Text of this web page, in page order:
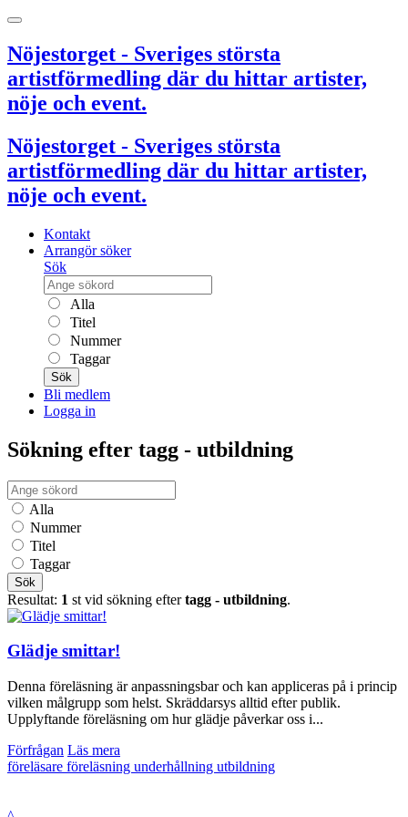
Nöjestorget - Sveriges största
artistförmedling där du hittar artister,
nöje och event.
Nöjestorget - Sveriges största
artistförmedling där du hittar artister,
nöje och event.
Kontakt
Arrangör söker
Sök
Alla
Titel
Nummer
Taggar
Sök
Bli medlem
Logga in
Sökning efter tagg - utbildning
Alla
Nummer
Titel
Taggar
Sök
Resultat: 1 st vid sökning eftertagg - utbildning.
Glädje smittar!
Denna föreläsning är anpassningsbar och kan appliceras på i princip
vilken målgrupp som helst. Skräddarsys alltid efter publik.
Upplyftande föreläsning om hur glädje påverkar oss i...
Förfrågan Läs mera
föreläsare föreläsning underhållning utbildning